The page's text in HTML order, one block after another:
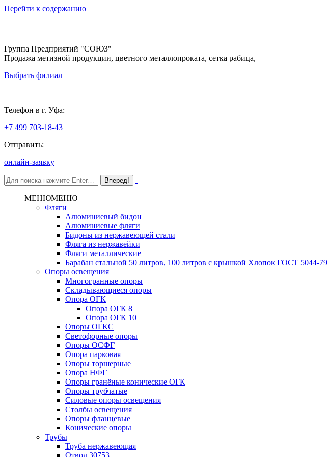
Перейти к содержанию
Группа Предприятий "СОЮЗ"
Продажа метизной продукции, цветного металлопроката, сетка рабица,
Выбрать филиал
Телефон в г. Уфа:
+7 499 703-18-43
Отправить:
онлайн-заявку
МЕНЮМЕНЮ
Фляги
Алюминиевый бидон
Алюминиевые фляги
Бидоны из нержавеющей стали
Фляга из нержавейки
Фляги металлические
Барабан стальной 50 литров, 100 литров с крышкой Хлопок ГОСТ 5044-79
Опоры освещения
Многогранные опоры
Складывающиеся опоры
Опора ОГК
Опора ОГК 8
Опора ОГК 10
Опоры ОГКС
Светофорные опоры
Опоры ОСФГ
Опора парковая
Опоры торшерные
Опора НФГ
Опоры гранёные конические ОГК
Опоры трубчатые
Силовые опоры освещения
Столбы освещения
Опоры фланцевые
Конические опоры
Трубы
Труба нержавеющая
Отвод 30753